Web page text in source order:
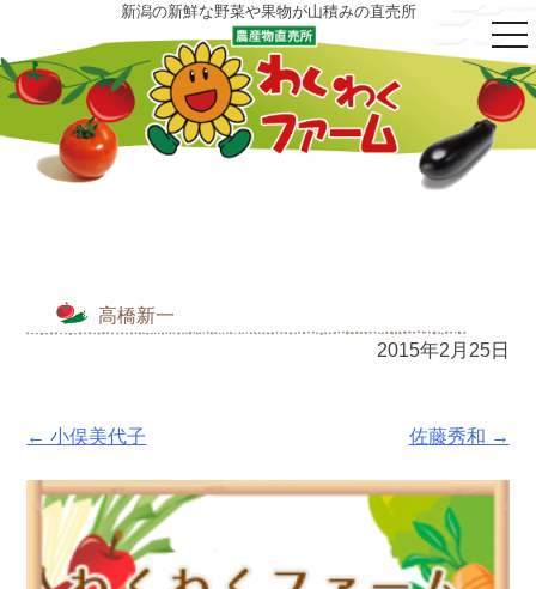
新潟の新鮮な野菜や果物が山積みの直売所
高橋新一
2015年2月25日
Post
← 小俣美代子 佐藤秀和 →